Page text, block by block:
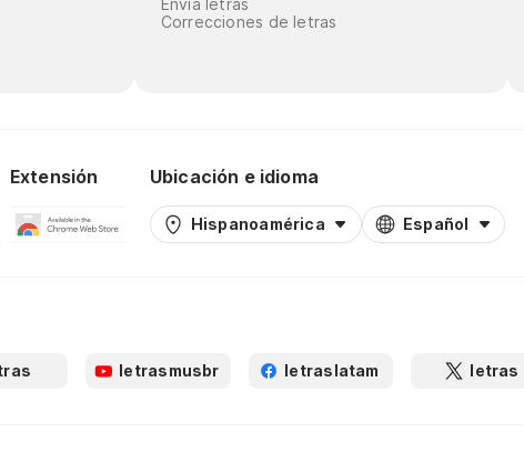
Envía letras
Correcciones de letras
Extensión Ubicación e idioma
Hispanoamérica Español
letrasmusbr letraslatam letras